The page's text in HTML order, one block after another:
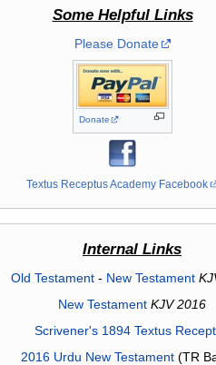
Some Helpful Links
Please Donate
Donate
Textus Receptus Academy Facebook
Internal Links
Old Testament- New Testament
New Testament KJV 2016
Scrivener's 1894 Textus
2016 Urdu New Testament(TR